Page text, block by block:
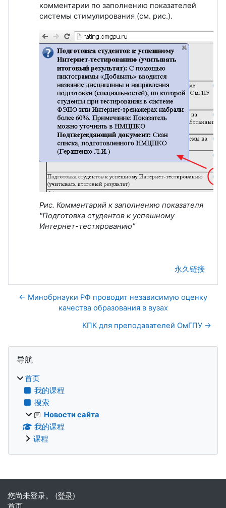
комментарии по заполнению показателей
системы стимулирования (см. рис.).
Рис. Комментарий к заполнению показателя
"Подготовка студентов к успешному
Интернет-тестированию"
永久链接
← Минобрнауки РФ проводит независимую оценку
качества образования в вузах
КПК для преподавателей ОмГПУ →
导航
首页
我的课程
搜索
Новости сайта
我的课程
课程
补充内容块
您尚未登录。 (登录)